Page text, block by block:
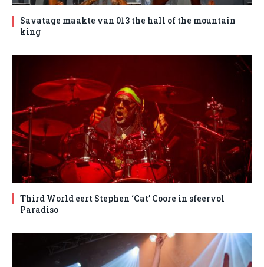
Savatage maakte van 013 the hall of the mountain
king
Third World eert Stephen ‘Cat’ Coore in sfeervol
Paradiso